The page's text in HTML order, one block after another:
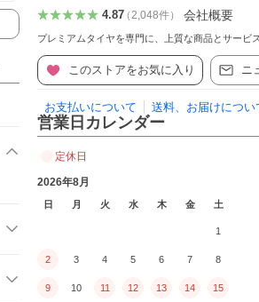
4.87（2,048件） 会社概要
プレミアムタイヤを専門に、上質な商品とサービ
このストアをお気に入り ニ
お支払いについて 送料、お届けについ
営業日カレンダー
定休日
2026年8月
日 月 火 水 木 金 土
1
2 3 4 5 6 7 8
9 10 11 12 13 14 15